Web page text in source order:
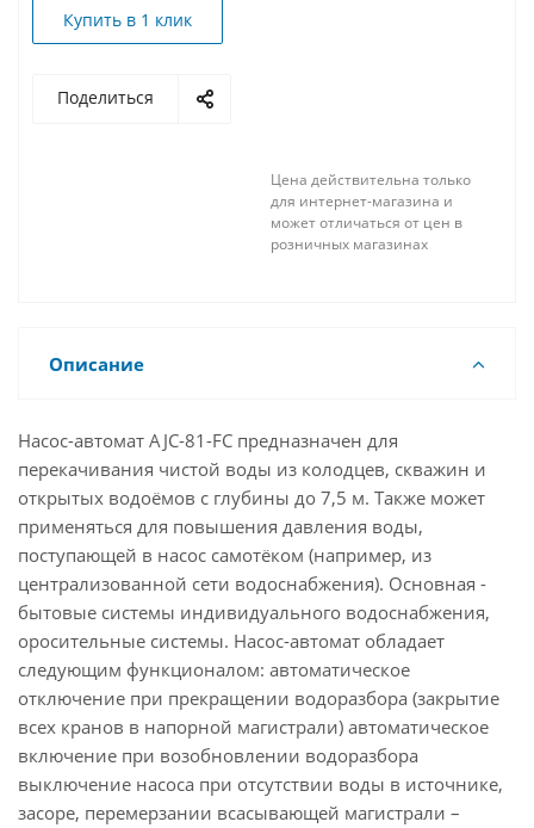
Купить в 1 клик
Поделиться
Цена действительна только
для интернет-магазина и
может отличаться от цен в
розничных магазинах
Описание
Насос-автомат AJC-81-FС предназначен для
перекачивания чистой воды из колодцев, скважин и
открытых водоёмов с глубины до 7,5 м. Также может
применяться для повышения давления воды,
поступающей в насос самотёком (например, из
централизованной сети водоснабжения). Основная -
бытовые системы индивидуального водоснабжения,
оросительные системы. Насос-автомат обладает
следующим функционалом: автоматическое
отключение при прекращении водоразбора (закрытие
всех кранов в напорной магистрали) автоматическое
включение при возобновлении водоразбора
выключение насоса при отсутствии воды в источнике,
засоре, перемерзании всасывающей магистрали –